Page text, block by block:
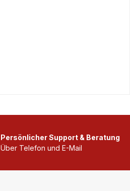
Persönlicher Support & Beratung
Über Telefon und E-Mail